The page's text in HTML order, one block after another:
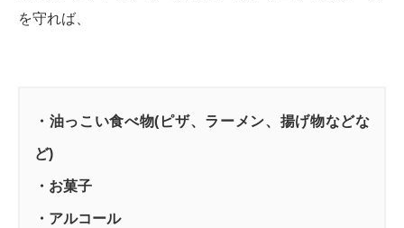
を守れば、
・油っこい食べ物(ピザ、ラーメン、揚げ物などな
ど)
・お菓子
・アルコール